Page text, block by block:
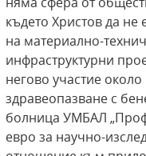
където Христов да не
на материално-
инфраструктурни
негово участие
здравеопазване с
болница УМБАЛ
евро за научно-